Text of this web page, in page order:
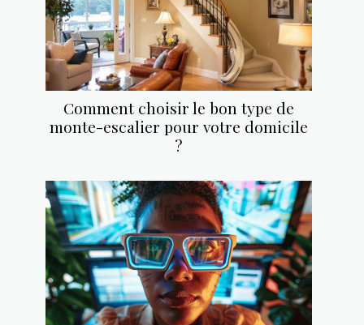
Comment choisir le bon type de
monte-escalier pour votre domicile
?